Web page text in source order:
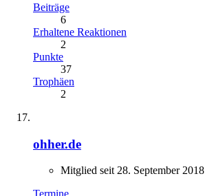
Beiträge
6
Erhaltene Reaktionen
2
Punkte
37
Trophäen
2
ohher.de
Mitglied seit 28. September 2018